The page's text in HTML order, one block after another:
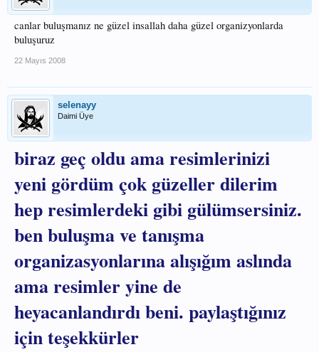
canlar buluşmanız ne güzel insallah daha güzel organizyonlarda
buluşuruz
22 Mayıs 2008
selenayy
Daimi Üye
biraz geç oldu ama resimlerinizi
yeni gördüm çok güzeller dilerim
hep resimlerdeki gibi gülümsersiniz.
ben buluşma ve tanışma
organizasyonlarına alışığım aslında
ama resimler yine de
heyacanlandırdı beni. paylaştığınız
için teşekkürler